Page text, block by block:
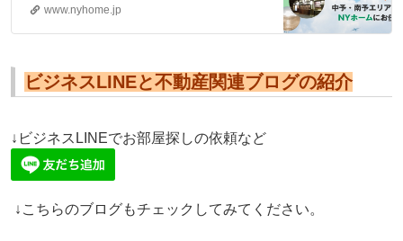
の賃貸・不動産
www.nyhome.jp
ビジネスLINEと不動産関連ブログの紹介
↓ビジネスLINEでお部屋探しの依頼など
↓こちらのブログもチェックしてみてください。